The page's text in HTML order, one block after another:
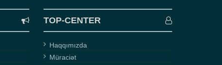
TOP-CENTER
Haqqımızda
Müraciət